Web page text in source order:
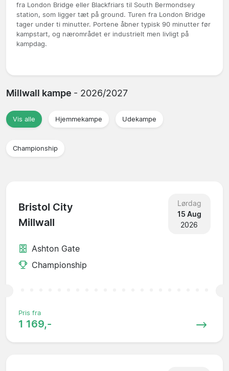
fra London Bridge eller Blackfriars til South Bermondsey
station, som ligger tæt på ground. Turen fra London Bridge
tager under ti minutter. Portene åbner typisk 90 minutter før
kampstart, og nærområdet er industrielt men livligt på
kampdag.
Millwall kampe - 2026/2027
Vis alle Hjemmekampe Udekampe
Championship
Bristol City
Millwall
Lørdag
15 Aug
2026
Ashton Gate
Championship
Pris fra
1 169,-